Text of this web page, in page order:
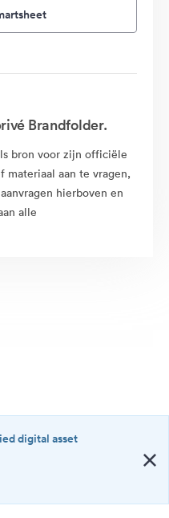
Brandfolder.
bron voor zijn officiële
materiaal aan te vragen,
hierboven en
alle
digital asset